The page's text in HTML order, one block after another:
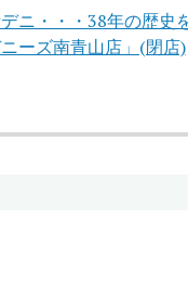
ニ・・・38年の歴史
ーズ南青山店」(閉店)